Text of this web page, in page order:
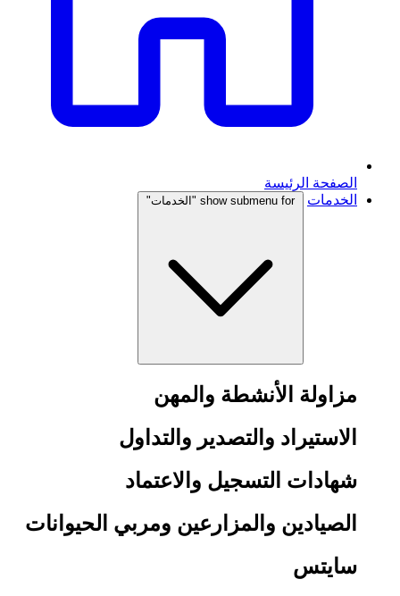
الصفحة الرئيسة
الخدمات
show submenu for "الخدمات"
مزاولة الأنشطة والمهن
الاستيراد والتصدير والتداول
شهادات التسجيل والاعتماد
الصيادين والمزارعين ومربي الحيوانات
سايتس